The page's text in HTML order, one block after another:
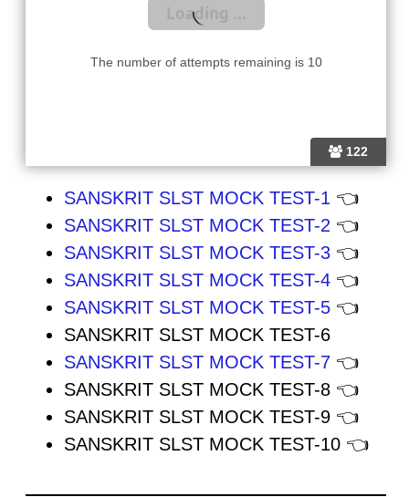
122
The number of attempts remaining is 10
SANSKRIT SLST MOCK TEST-1 👈
SANSKRIT SLST MOCK TEST-2 👈
SANSKRIT SLST MOCK TEST-3 👈
SANSKRIT SLST MOCK TEST-4 👈
SANSKRIT SLST MOCK TEST-5 👈
SANSKRIT SLST MOCK TEST-6
SANSKRIT SLST MOCK TEST-7 👈
SANSKRIT SLST MOCK TEST-8 👈
SANSKRIT SLST MOCK TEST-9 👈
SANSKRIT SLST MOCK TEST-10 👈